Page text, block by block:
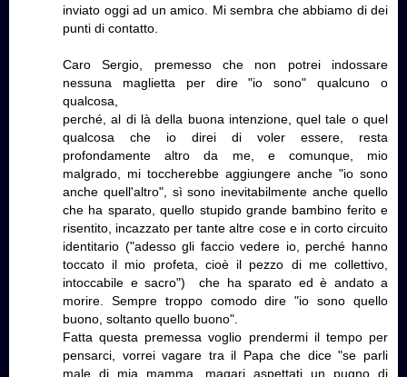
inviato oggi ad un amico. Mi sembra che abbiamo di dei
punti di contatto.
Caro Sergio, premesso che non potrei indossare
nessuna maglietta per dire "io sono" qualcuno o
qualcosa,
perché, al di là della buona intenzione, quel tale o quel
qualcosa che io direi di voler essere, resta
profondamente altro da me, e comunque, mio
malgrado, mi toccherebbe aggiungere anche "io sono
anche quell'altro", sì sono inevitabilmente anche quello
che ha sparato, quello stupido grande bambino ferito e
risentito, incazzato per tante altre cose e in corto circuito
identitario ("adesso gli faccio vedere io, perché hanno
toccato il mio profeta, cioè il pezzo di me collettivo,
intoccabile e sacro") che ha sparato ed è andato a
morire. Sempre troppo comodo dire "io sono quello
buono, soltanto quello buono".
Fatta questa premessa voglio prendermi il tempo per
pensarci, vorrei vagare tra il Papa che dice "se parli
male di mia mamma, magari aspettati un pugno di